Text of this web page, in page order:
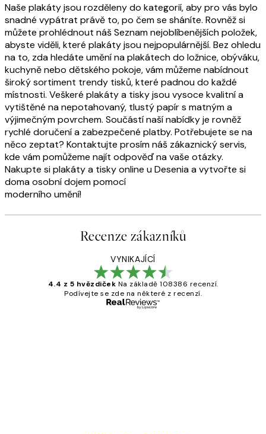
Naše plakáty jsou rozděleny do kategorií, aby pro vás bylo
snadné vypátrat právě to, po čem se sháníte. Rovněž si
můžete prohlédnout náš Seznam nejoblíbenějších položek,
abyste viděli, které plakáty jsou nejpopulárnější. Bez ohledu
na to, zda hledáte umění na plakátech do ložnice, obýváku,
kuchyně nebo dětského pokoje, vám můžeme nabídnout
široký sortiment trendy tisků, které padnou do každé
místnosti. Veškeré plakáty a tisky jsou vysoce kvalitní a
vytištěné na nepotahovaný, tlustý papír s matným a
výjimečným povrchem. Součástí naší nabídky je rovněž
rychlé doručení a zabezpečené platby. Potřebujete se na
něco zeptat? Kontaktujte prosím náš zákaznický servis,
kde vám pomůžeme najít odpověď na vaše otázky.
Nakupte si plakáty a tisky online u Desenia a vytvořte si
doma osobní dojem pomocí
moderního umění!
Recenze zákazníků
VYNIKAJÍCÍ
4.4 z 5 hvězdiček Na základě 108386 recenzí.
Podívejte se zde na některé z recenzí.